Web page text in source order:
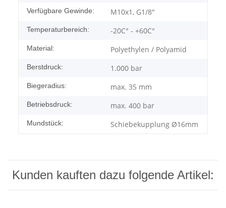
Verfügbare Gewinde: M10x1, G1/8"
Temperaturbereich: -20C° - +60C°
Material: Polyethylen / Polyamid
Berstdruck: 1.000 bar
Biegeradius: max. 35 mm
Betriebsdruck: max. 400 bar
Mundstück: Schiebekupplung Ø16mm
Kunden kauften dazu folgende Artikel: